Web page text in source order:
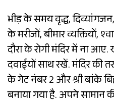
भीड़ के समय वृद्ध,
के मरीजों, बीमार व्यक्तियों,
दौरा के रोगी मंदिर में ना
दवाईयों साथ रखें. मंदिर की
के गेट नंबर 2 और श्री बांके
बनाया गया है. अपने सामान